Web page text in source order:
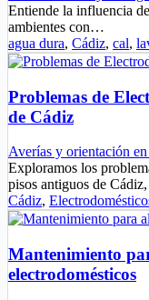
Entiende la influencia
ambientes con…
agua dura, Cádiz, cal,
Problemas de
de Cádiz
Averías y orientación
Exploramos los
pisos antiguos de
Cádiz,
Mantenimiento
electrodomésticos